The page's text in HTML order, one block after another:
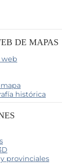
DE MAPAS
web
histórica
provinciales